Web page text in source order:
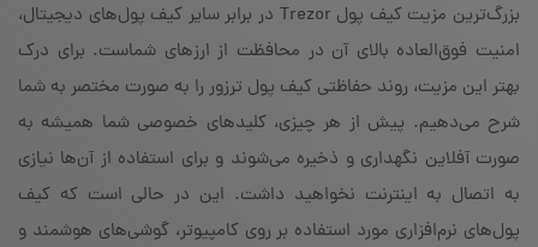
بزرگ‌ترین مزیت کیف پول Trezor در برابر سایر کیف پول‌های دیجیتال،
امنیت فوق‌العاده بالای آن در محافظت از ارزهای شماست. برای درک
بهتر این مزیت، روند حفاظتی کیف پول ترزور را به صورت مختصر به شما
شرح می‌دهیم. پیش از هر چیزی، کلیدهای خصوصی شما همیشه به
صورت آفلاین نگهداری و ذخیره می‌شوند و برای استفاده از آن‌ها نیازی
به اتصال به اینترنت نخواهید داشت. این در حالی است که کیف
پول‌های نرم‌افزاری مورد استفاده بر روی کامپیوتر، گوشی‌های هوشمند و